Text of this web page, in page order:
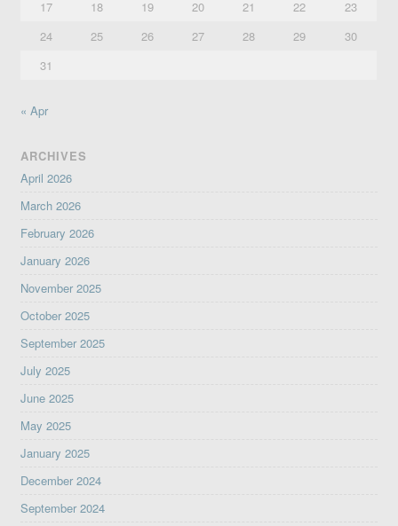
17
18 19 20 21 22
23
24
25 26 27 28 29
30
31
« Apr
ARCHIVES
April 2026
March 2026
February 2026
January 2026
November 2025
October 2025
September 2025
July 2025
June 2025
May 2025
January 2025
December 2024
September 2024